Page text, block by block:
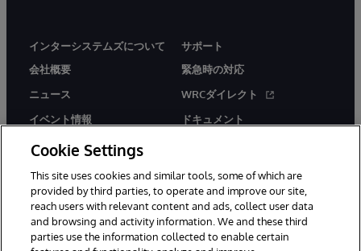
インターシステムズについて
会社概要
ニュース
イベント情報
採用情報
サポート
緊急時の対応
WRCダイレクト
ドキュメント
Cookie Settings
This site uses cookies and similar tools, some of which are
provided by third parties, to operate and improve our site,
reach users with relevant content and ads, collect user data
and browsing and activity information. We and these third
parties use the information collected to enable certain